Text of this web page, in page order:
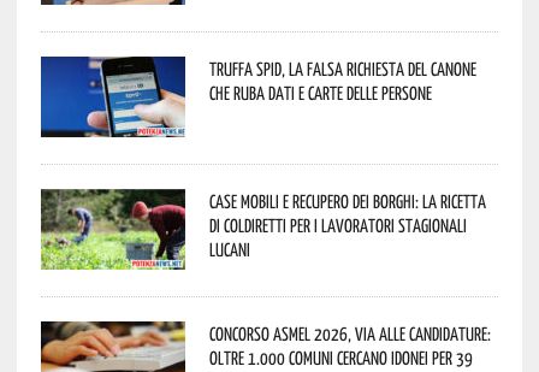
Truffa Spid, la falsa richiesta del canone
che ruba dati e carte delle persone
Case mobili e recupero dei borghi: la ricetta
di Coldiretti per i lavoratori stagionali
lucani
Concorso Asmel 2026, via alle candidature:
oltre 1.000 Comuni cercano idonei per 39